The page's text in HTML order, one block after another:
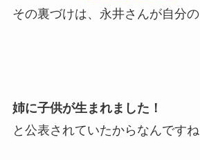
その裏づけは、永井さんが自分
姉に子供が生まれました！
と公表されていたからなんですね